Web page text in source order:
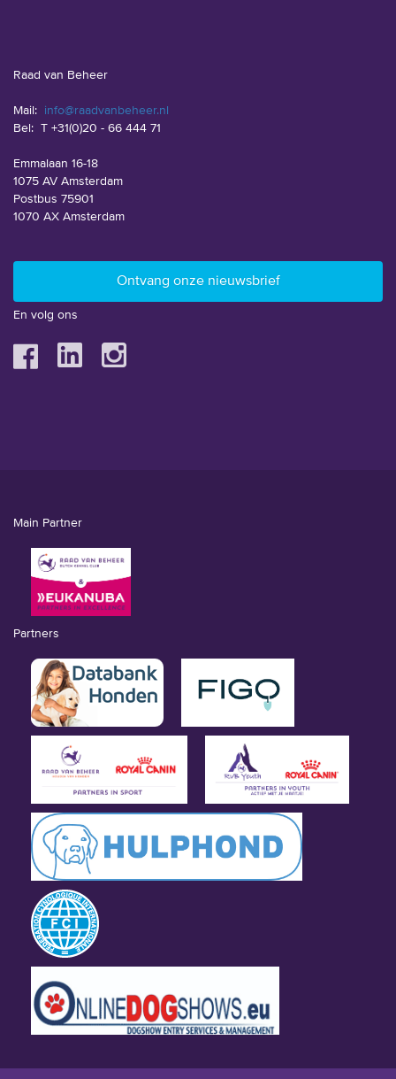
Raad van Beheer
Mail: info@raadvanbeheer.nl
Bel: T +31(0)20 - 66 444 71
Emmalaan 16-18
1075 AV Amsterdam
Postbus 75901
1070 AX Amsterdam
En volg ons
Main Partner
Partners